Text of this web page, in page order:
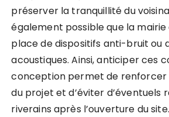
préserver la tranquillité du
également possible que la mairie
place de dispositifs anti-bruit ou
acoustiques. Ainsi, anticiper ces
conception permet de renforcer
du projet et d’éviter d’éventuels
riverains après l’ouverture du site.